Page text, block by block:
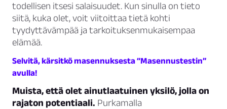
todellisen itsesi salaisuudet. Kun sinulla on tieto
siitä, kuka olet, voit viitoittaa tietä kohti
tyydyttävämpää ja tarkoituksenmukaisempaa
elämää.
Selvitä, kärsitkö masennuksesta “Masennustestin”
avulla!
Muista, että olet ainutlaatuinen yksilö, jolla on
rajaton potentiaali. Purkamalla